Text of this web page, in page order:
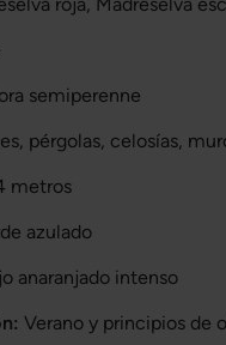
semiperenne
pérgolas, celosías,
metros
azulado
anaranjado intenso
Verano y principios de